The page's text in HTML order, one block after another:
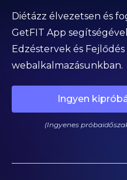
Diétázz élvezetsen és
GetFIT App
Edzéstervek és Fejlődés
webalkalmazásunkban.
Ingyen
(Ingyenes